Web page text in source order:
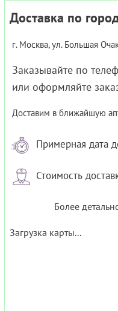
Доставка по
г. Москва, ул. Большая
Заказывайте по
или оформляйте
Доставим в ближайшую
Примерная дата
Стоимость
Более
Загрузка карты...